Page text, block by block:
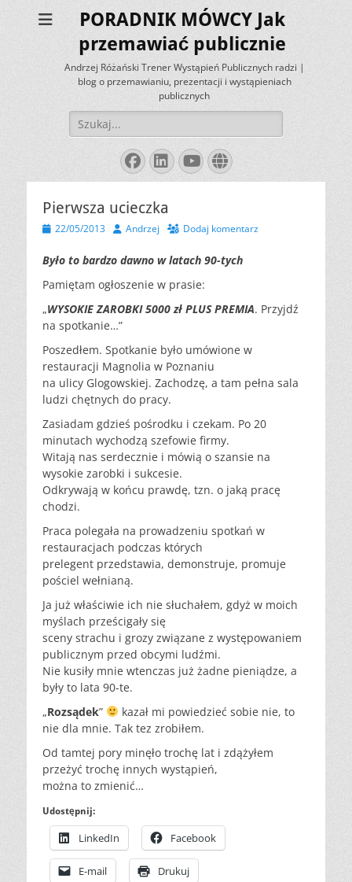
PORADNIK MÓWCY Jak
przemawiać publicznie
Andrzej Różański Trener Wystąpień Publicznych radzi |
blog o przemawianiu, prezentacji i wystąpieniach
publicznych
Szukaj:
Facebook
LinkedIn
YouTube
Website
Pierwsza ucieczka
Opublikowano
22/05/2013 AutorAndrzej Dodaj komentarz
Było to bardzo dawno w latach 90-tych
Pamiętam ogłoszenie w prasie:
„WYSOKIE ZAROBKI 5000 zł PLUS PREMIA. Przyjdź
na spotkanie…”
Poszedłem. Spotkanie było umówione w
restauracji Magnolia w Poznaniu
na ulicy Glogowskiej. Zachodzę, a tam pełna sala
ludzi chętnych do pracy.
Zasiadam gdzieś pośrodku i czekam. Po 20
minutach wychodzą szefowie firmy.
Witają nas serdecznie i mówią o szansie na
wysokie zarobki i sukcesie.
Odkrywają w końcu prawdę, tzn. o jaką pracę
chodzi.
Praca polegała na prowadzeniu spotkań w
restauracjach podczas których
prelegent przedstawia, demonstruje, promuje
pościel wełnianą.
Ja już właściwie ich nie słuchałem, gdyż w moich
myślach prześcigały się
sceny strachu i grozy związane z występowaniem
publicznym przed obcymi ludźmi.
Nie kusiły mnie wtenczas już żadne pieniądze, a
były to lata 90-te.
„Rozsądek”
kazał mi powiedzieć sobie nie, to
nie dla mnie. Tak tez zrobiłem.
Od tamtej pory minęło trochę lat i zdążyłem
przeżyć trochę innych wystąpień,
można to zmienić…
Udostępnij:
LinkedIn Facebook
E-mail Drukuj